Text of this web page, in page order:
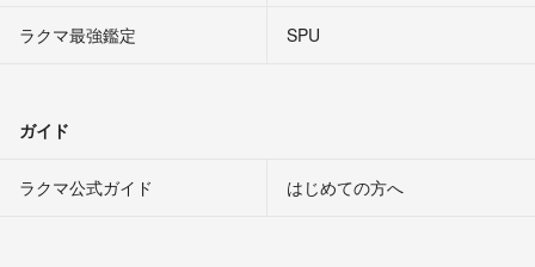
ラクマ最強鑑定
SPU
ガイド
ラクマ公式ガイド はじめての方へ